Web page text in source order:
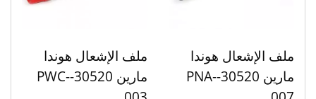
ملف الإشعال هوندا
مارين 30520-PNA-
ملف الإشعال هوندا
مارين 30520-PWC-